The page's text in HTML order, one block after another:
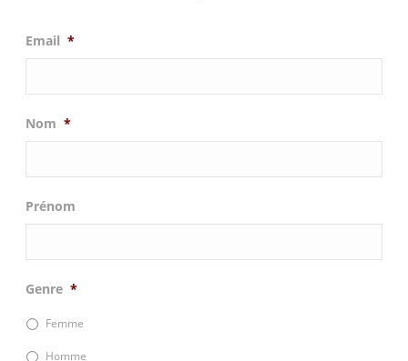
Email *
Nom *
Prénom
Genre *
Femme
Homme